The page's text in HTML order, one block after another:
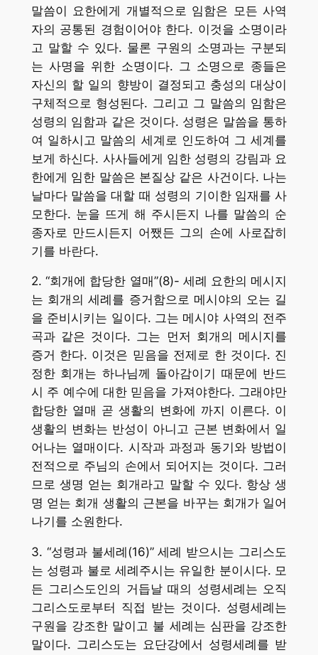
말씀이 요한에게 개별적으로 임함은 모든 사역
자의 공통된 경험이어야 한다. 이것을 소명이라
고 말할 수 있다. 물론 구원의 소명과는 구분되
는 사명을 위한 소명이다. 그 소명으로 종들은
자신의 할 일의 향방이 결정되고 충성의 대상이
구체적으로 형성된다. 그리고 그 말씀의 임함은
성령의 임함과 같은 것이다. 성령은 말씀을 통하
여 일하시고 말씀의 세계로 인도하여 그 세계를
보게 하신다. 사사들에게 임한 성령의 강림과 요
한에게 임한 말씀은 본질상 같은 사건이다. 나는
날마다 말씀을 대할 때 성령의 기이한 임재를 사
모한다. 눈을 뜨게 해 주시든지 나를 말씀의 순
종자로 만드시든지 어쨌든 그의 손에 사로잡히
기를 바란다.
2. “회개에 합당한 열매”(8)- 세례 요한의 메시지
는 회개의 세례를 증거함으로 메시야의 오는 길
을 준비시키는 일이다. 그는 메시야 사역의 전주
곡과 같은 것이다. 그는 먼저 회개의 메시지를
증거 한다. 이것은 믿음을 전제로 한 것이다. 진
정한 회개는 하나님께 돌아감이기 때문에 반드
시 주 예수에 대한 믿음을 가져야한다. 그래야만
합당한 열매 곧 생활의 변화에 까지 이른다. 이
생활의 변화는 반성이 아니고 근본 변화에서 일
어나는 열매이다. 시작과 과정과 동기와 방법이
전적으로 주님의 손에서 되어지는 것이다. 그러
므로 생명 얻는 회개라고 말할 수 있다. 항상 생
명 얻는 회개 생활의 근본을 바꾸는 회개가 일어
나기를 소원한다.
3. “성령과 불세례(16)” 세례 받으시는 그리스도
는 성령과 불로 세례주시는 유일한 분이시다. 모
든 그리스도인의 거듭날 때의 성령세례는 오직
그리스도로부터 직접 받는 것이다. 성령세례는
구원을 강조한 말이고 불 세례는 심판을 강조한
말이다. 그리스도는 요단강에서 성령세례를 받